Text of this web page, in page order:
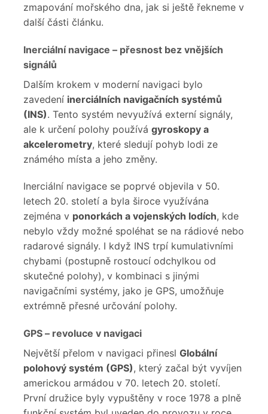
zmapování mořského dna, jak si ještě řekneme v
další části článku.
Inerciální navigace – přesnost bez vnějších
signálů
Dalším krokem v moderní navigaci bylo
zavedení inerciálních navigačních systémů
(INS). Tento systém nevyužívá externí signály,
ale k určení polohy používá gyroskopy a
akcelerometry, které sledují pohyb lodi ze
známého místa a jeho změny.
Inerciální navigace se poprvé objevila v 50.
letech 20. století a byla široce využívána
zejména v ponorkách a vojenských lodích, kde
nebylo vždy možné spoléhat se na rádiové nebo
radarové signály. I když INS trpí kumulativními
chybami (postupně rostoucí odchylkou od
skutečné polohy), v kombinaci s jinými
navigačními systémy, jako je GPS, umožňuje
extrémně přesné určování polohy.
GPS – revoluce v navigaci
Největší přelom v navigaci přinesl Globální
polohový systém (GPS), který začal být vyvíjen
americkou armádou v 70. letech 20. století.
První družice byly vypuštěny v roce 1978 a plně